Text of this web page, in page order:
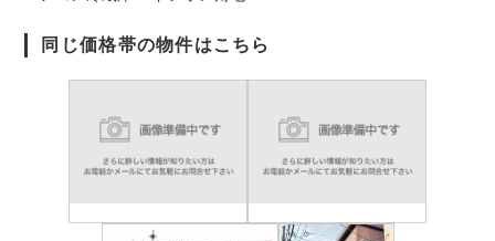
同じ価格帯の物件はこちら